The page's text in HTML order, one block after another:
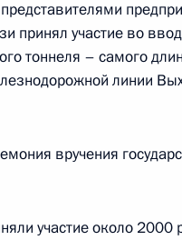
«Энергетика»
направленные
от актов
принял участие во
тоннеля – самого
линии
вручения
участие около 2000